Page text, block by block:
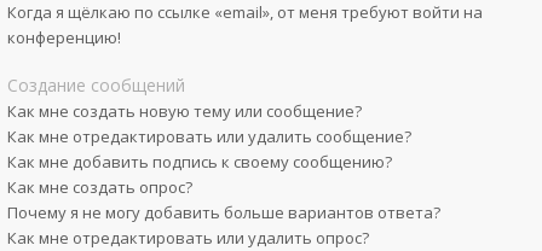
Когда я щёлкаю по ссылке «email», от меня требуют войти на
конференцию!
Создание сообщений
Как мне создать новую тему или сообщение?
Как мне отредактировать или удалить сообщение?
Как мне добавить подпись к своему сообщению?
Как мне создать опрос?
Почему я не могу добавить больше вариантов ответа?
Как мне отредактировать или удалить опрос?